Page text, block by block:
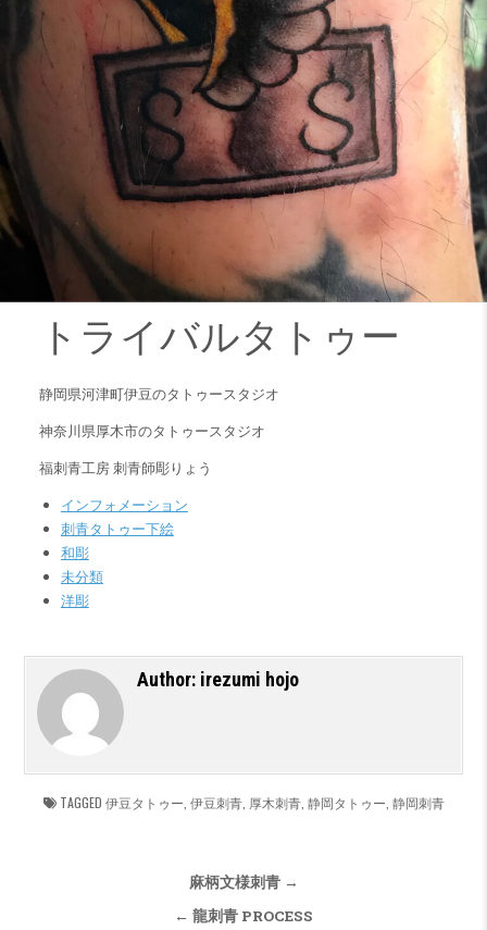
トライバルタトゥー
静岡県河津町伊豆のタトゥースタジオ
神奈川県厚木市のタトゥースタジオ
福刺青工房 刺青師彫りょう
インフォメーション
刺青タトゥー下絵
和彫
未分類
洋彫
Author: irezumi hojo
TAGGED 伊豆タトゥー 伊豆刺青, 厚木刺青, 静岡タトゥー 静岡刺青
投稿ナビゲーション
麻柄文様刺青 →
← 龍刺青 PROCESS